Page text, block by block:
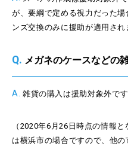
が、要綱で定める視力だった
ンズ交換のみに援助が適用され
Q. メガネのケースなどの
A. 雑貨の購入は援助対象外です
（2020年6月26日時点の情報
は横浜市の場合ですので、他